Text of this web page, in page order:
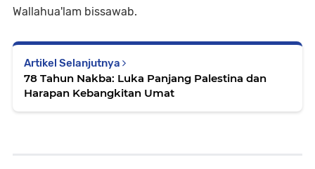
Wallahua'lam bissawab.
Artikel Selanjutnya
78 Tahun Nakba: Luka Panjang Palestina dan
Harapan Kebangkitan Umat